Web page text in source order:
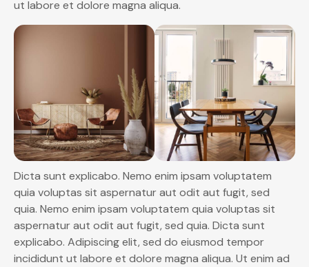
ut labore et dolore magna aliqua.
Dicta sunt explicabo. Nemo enim ipsam voluptatem
quia voluptas sit aspernatur aut odit aut fugit, sed
quia. Nemo enim ipsam voluptatem quia voluptas sit
aspernatur aut odit aut fugit, sed quia. Dicta sunt
explicabo. Adipiscing elit, sed do eiusmod tempor
incididunt ut labore et dolore magna aliqua. Ut enim ad